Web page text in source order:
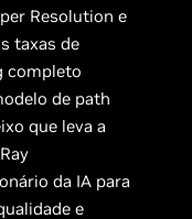
Resolution e
taxas de
completo
de path
que leva a
da IA ​​para
e